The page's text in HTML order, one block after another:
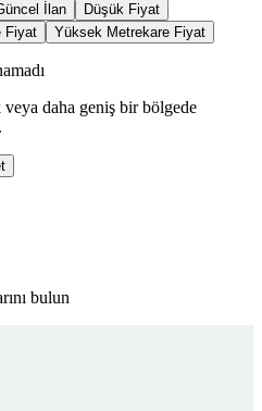
İlan
Düşük Fiyat
Fiyat Yüksek Metrekare Fiyat
daha geniş bir bölgede
bulun